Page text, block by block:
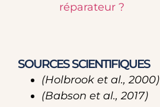
réparateur ?
SOURCES SCIENTIFIQUES
(Holbrook et al., 2000)
(Babson et al., 2017)